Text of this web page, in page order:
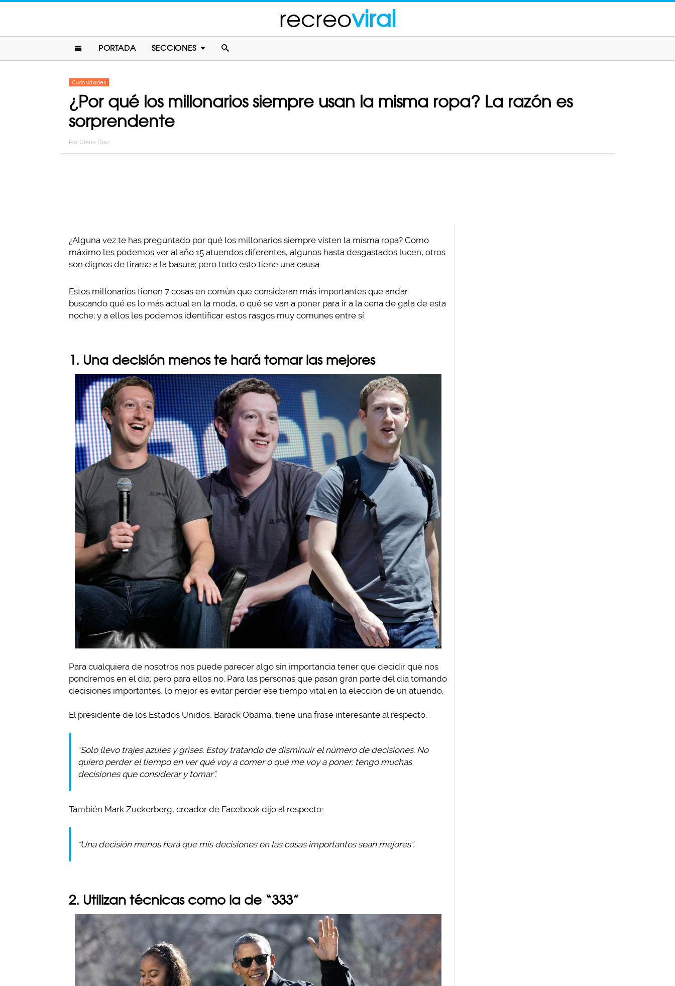
recreoviral
PORTADA SECCIONES
Curiosidades
¿Por qué los millonarios siempre usan la misma ropa? La razón es
sorprendente
Por Diana Diaz
¿Alguna vez te has preguntado por qué los millonarios siempre visten la misma ropa? Como
máximo les podemos ver al año 15 atuendos diferentes, algunos hasta desgastados lucen, otros
son dignos de tirarse a la basura; pero todo esto tiene una causa.
Estos millonarios tienen 7 cosas en común que consideran más importantes que andar
buscando qué es lo más actual en la moda, o qué se van a poner para ir a la cena de gala de esta
noche; y a ellos les podemos identificar estos rasgos muy comunes entre sí.
1. Una decisión menos te hará tomar las mejores
Para cualquiera de nosotros nos puede parecer algo sin importancia tener que decidir qué nos
pondremos en el día; pero para ellos no. Para las personas que pasan gran parte del día tomando
decisiones importantes, lo mejor es evitar perder ese tiempo vital en la elección de un atuendo.
El presidente de los Estados Unidos, Barack Obama, tiene una frase interesante al respecto:
“Solo llevo trajes azules y grises. Estoy tratando de disminuir el número de decisiones. No
quiero perder el tiempo en ver qué voy a comer o qué me voy a poner, tengo muchas
decisiones que considerar y tomar”.
También Mark Zuckerberg, creador de Facebook dijo al respecto:
“Una decisión menos hará que mis decisiones en las cosas importantes sean mejores”.
2. Utilizan técnicas como la de “333”